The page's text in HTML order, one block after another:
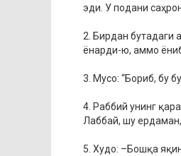
эди. У подани
2. Бирдан бутадаги
ёнарди-ю, аммо
3. Мусо: “Бориб, бу
4. Раббий унинг
Лаббай, шу
5. Худо: –Бошқа